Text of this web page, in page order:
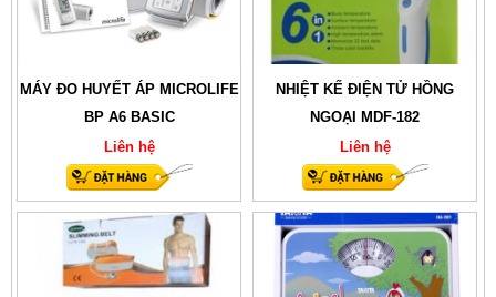
MÁY ĐO HUYẾT ÁP MICROLIFE
BP A6 BASIC
Liên hệ
NHIỆT KẾ ĐIỆN TỬ HỒNG
NGOẠI MDF-182
Liên hệ